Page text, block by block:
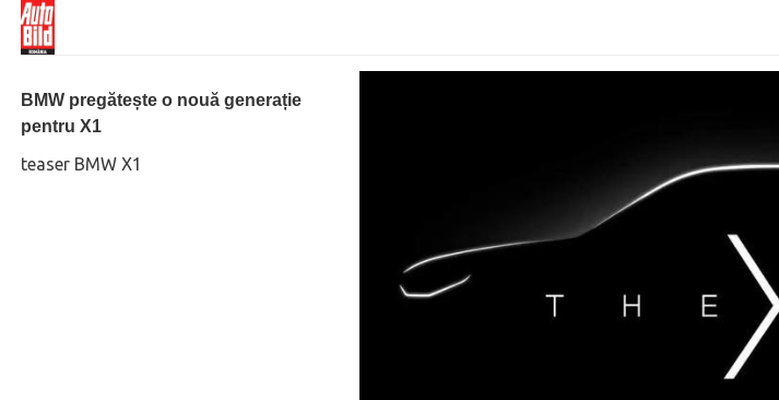
BMW pregătește o nouă generație
pentru X1
teaser BMW X1